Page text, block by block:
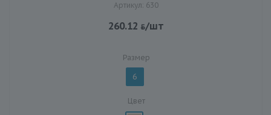
Артикул: 630
260.12 /шт
Размер
6
Цвет